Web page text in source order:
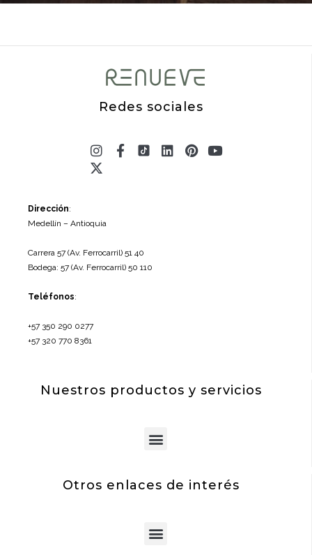
Redes sociales
Instagram
Facebook-
f
Linkedin
Pinterest
Youtube
X-
twitter
Dirección:
Medellín – Antioquia
Carrera 57 (Av. Ferrocarril) 51 40
Bodega: 57 (Av. Ferrocarril) 50 110
Teléfonos:
+57 350 290 0277
+57 320 770 8361
Nuestros productos y servicios
Menu
Otros enlaces de interés
Menu